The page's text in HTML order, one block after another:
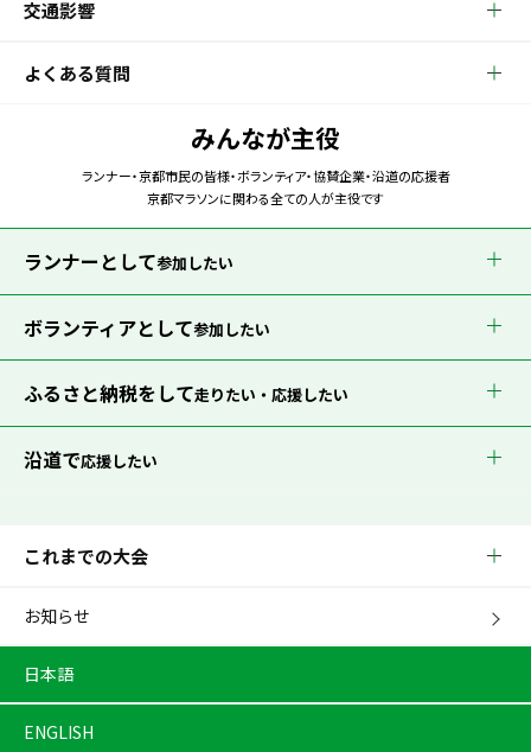
交通影響
よくある質問
みんなが主役
ランナー・京都市民の皆様・ボランティア・協賛企業・沿道の応援者
京都マラソンに関わる全ての人が主役です
ランナーとして参加したい
ボランティアとして参加したい
ふるさと納税をして走りたい・応援したい
沿道で応援したい
これまでの大会
お知らせ
日本語
ENGLISH